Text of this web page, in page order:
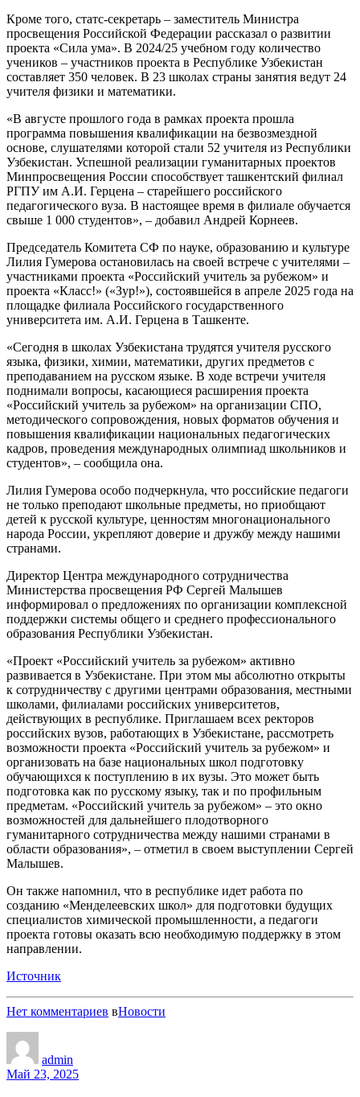
Кроме того, статс-секретарь – заместитель Министра
просвещения Российской Федерации рассказал о развитии
проекта «Сила ума». В 2024/25 учебном году количество
учеников – участников проекта в Республике Узбекистан
составляет 350 человек. В 23 школах страны занятия ведут 24
учителя физики и математики.
«В августе прошлого года в рамках проекта прошла
программа повышения квалификации на безвозмездной
основе, слушателями которой стали 52 учителя из Республики
Узбекистан. Успешной реализации гуманитарных проектов
Минпросвещения России способствует ташкентский филиал
РГПУ им А.И. Герцена – старейшего российского
педагогического вуза. В настоящее время в филиале обучается
свыше 1 000 студентов», – добавил Андрей Корнеев.
Председатель Комитета СФ по науке, образованию и культуре
Лилия Гумерова остановилась на своей встрече с учителями –
участниками проекта «Российский учитель за рубежом» и
проекта «Класс!» («Зур!»), состоявшейся в апреле 2025 года на
площадке филиала Российского государственного
университета им. А.И. Герцена в Ташкенте.
«Сегодня в школах Узбекистана трудятся учителя русского
языка, физики, химии, математики, других предметов с
преподаванием на русском языке. В ходе встречи учителя
поднимали вопросы, касающиеся расширения проекта
«Российский учитель за рубежом» на организации СПО,
методического сопровождения, новых форматов обучения и
повышения квалификации национальных педагогических
кадров, проведения международных олимпиад школьников и
студентов», – сообщила она.
Лилия Гумерова особо подчеркнула, что российские педагоги
не только преподают школьные предметы, но приобщают
детей к русской культуре, ценностям многонационального
народа России, укрепляют доверие и дружбу между нашими
странами.
Директор Центра международного сотрудничества
Министерства просвещения РФ Сергей Малышев
информировал о предложениях по организации комплексной
поддержки системы общего и среднего профессионального
образования Республики Узбекистан.
«Проект «Российский учитель за рубежом» активно
развивается в Узбекистане. При этом мы абсолютно открыты
к сотрудничеству с другими центрами образования, местными
школами, филиалами российских университетов,
действующих в республике. Приглашаем всех ректоров
российских вузов, работающих в Узбекистане, рассмотреть
возможности проекта «Российский учитель за рубежом» и
организовать на базе национальных школ подготовку
обучающихся к поступлению в их вузы. Это может быть
подготовка как по русскому языку, так и по профильным
предметам. «Российский учитель за рубежом» – это окно
возможностей для дальнейшего плодотворного
гуманитарного сотрудничества между нашими странами в
области образования», – отметил в своем выступлении Сергей
Малышев.
Он также напомнил, что в республике идет работа по
созданию «Менделеевских школ» для подготовки будущих
специалистов химической промышленности, а педагоги
проекта готовы оказать всю необходимую поддержку в этом
направлении.
Источник
Нет комментариев вНовости
admin
Май 23, 2025